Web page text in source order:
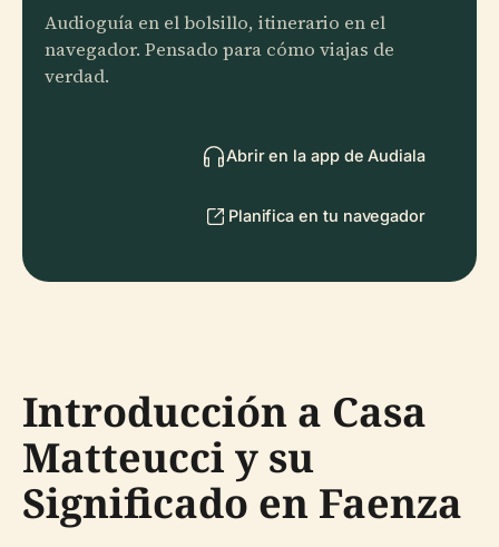
Audioguía en el bolsillo, itinerario en el
navegador. Pensado para cómo viajas de
verdad.
Abrir en la app de Audiala
Planifica en tu navegador
Introducción a Casa
Matteucci y su
Significado en Faenza